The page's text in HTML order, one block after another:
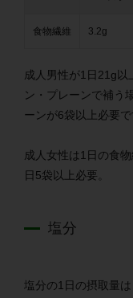
食物繊維 3.2g
成人男性が1日21g以
ン・プレーンで補う
ーンが6袋以上必要で
成人女性は1日の食
日5袋以上必要。
塩分
塩分の1日の摂取量